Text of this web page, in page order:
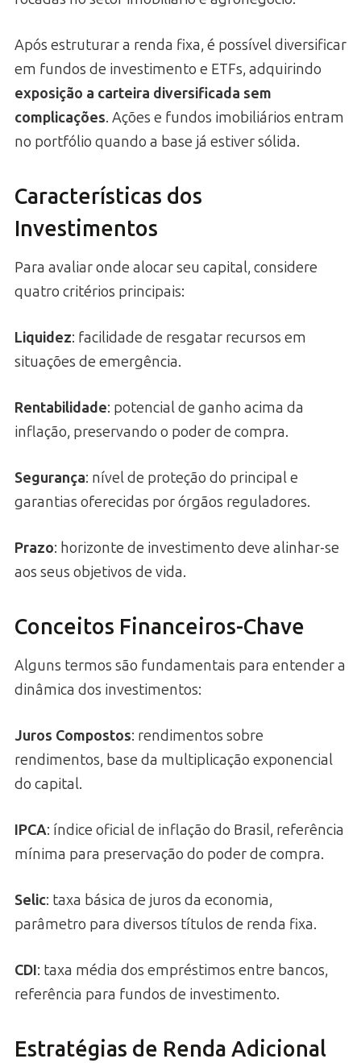
Após estruturar a renda fixa, é possível diversificar
em fundos de investimento e ETFs, adquirindo
exposição a carteira diversificada sem
complicações. Ações e fundos imobiliários entram
no portfólio quando a base já estiver sólida.
Características dos
Investimentos
Para avaliar onde alocar seu capital, considere
quatro critérios principais:
Liquidez: facilidade de resgatar recursos em
situações de emergência.
Rentabilidade: potencial de ganho acima da
inflação, preservando o poder de compra.
Segurança: nível de proteção do principal e
garantias oferecidas por órgãos reguladores.
Prazo: horizonte de investimento deve alinhar-se
aos seus objetivos de vida.
Conceitos Financeiros-Chave
Alguns termos são fundamentais para entender a
dinâmica dos investimentos:
Juros Compostos: rendimentos sobre
rendimentos, base da multiplicação exponencial
do capital.
IPCA: índice oficial de inflação do Brasil, referência
mínima para preservação do poder de compra.
Selic: taxa básica de juros da economia,
parâmetro para diversos títulos de renda fixa.
CDI: taxa média dos empréstimos entre bancos,
referência para fundos de investimento.
Estratégias de Renda Adicional